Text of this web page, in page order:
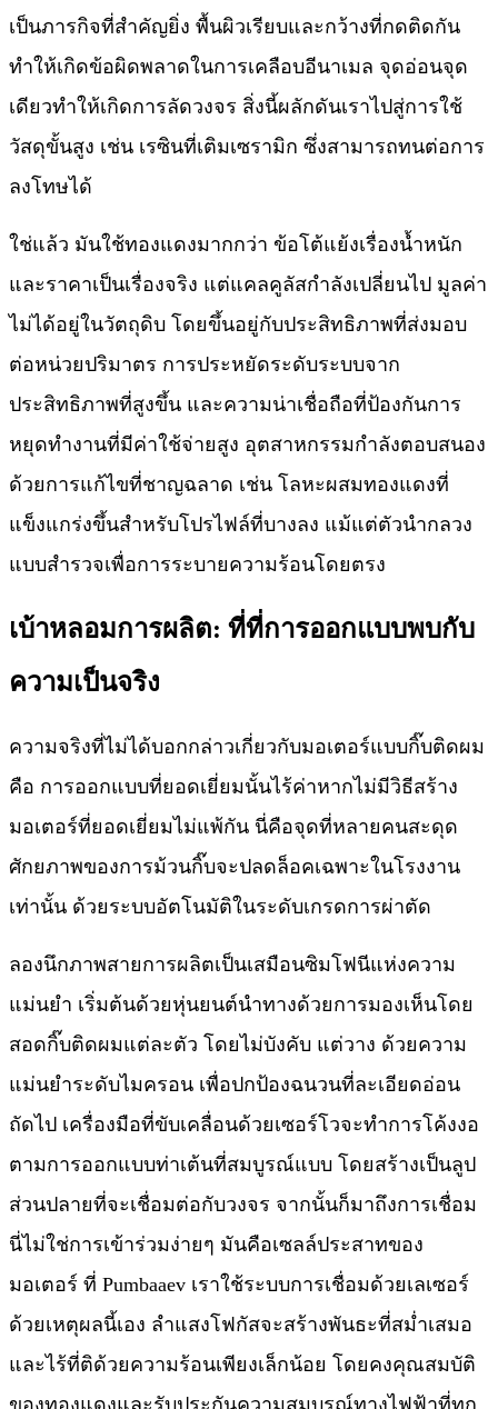
เป็นภารกิจที่สำคัญยิ่ง พื้นผิวเรียบและกว้างที่กดติดกัน
ทำให้เกิดข้อผิดพลาดในการเคลือบอีนาเมล จุดอ่อนจุด
เดียวทำให้เกิดการลัดวงจร สิ่งนี้ผลักดันเราไปสู่การใช้
วัสดุขั้นสูง เช่น เรซินที่เติมเซรามิก ซึ่งสามารถทนต่อการ
ลงโทษได้
ใช่แล้ว มันใช้ทองแดงมากกว่า ข้อโต้แย้งเรื่องน้ำหนัก
และราคาเป็นเรื่องจริง แต่แคลคูลัสกำลังเปลี่ยนไป มูลค่า
ไม่ได้อยู่ในวัตถุดิบ โดยขึ้นอยู่กับประสิทธิภาพที่ส่งมอบ
ต่อหน่วยปริมาตร การประหยัดระดับระบบจาก
ประสิทธิภาพที่สูงขึ้น และความน่าเชื่อถือที่ป้องกันการ
หยุดทำงานที่มีค่าใช้จ่ายสูง อุตสาหกรรมกำลังตอบสนอง
ด้วยการแก้ไขที่ชาญฉลาด เช่น โลหะผสมทองแดงที่
แข็งแกร่งขึ้นสำหรับโปรไฟล์ที่บางลง แม้แต่ตัวนำกลวง
แบบสำรวจเพื่อการระบายความร้อนโดยตรง
เบ้าหลอมการผลิต: ที่ที่การออกแบบพบกับ
ความเป็นจริง
ความจริงที่ไม่ได้บอกกล่าวเกี่ยวกับมอเตอร์แบบกิ๊บติดผม
คือ การออกแบบที่ยอดเยี่ยมนั้นไร้ค่าหากไม่มีวิธีสร้าง
มอเตอร์ที่ยอดเยี่ยมไม่แพ้กัน นี่คือจุดที่หลายคนสะดุด
ศักยภาพของการม้วนกิ๊บจะปลดล็อคเฉพาะในโรงงาน
เท่านั้น ด้วยระบบอัตโนมัติในระดับเกรดการผ่าตัด
ลองนึกภาพสายการผลิตเป็นเสมือนซิมโฟนีแห่งความ
แม่นยำ เริ่มต้นด้วยหุ่นยนต์นำทางด้วยการมองเห็นโดย
สอดกิ๊บติดผมแต่ละตัว โดยไม่บังคับ แต่วาง ด้วยความ
แม่นยำระดับไมครอน เพื่อปกป้องฉนวนที่ละเอียดอ่อน
ถัดไป เครื่องมือที่ขับเคลื่อนด้วยเซอร์โวจะทำการโค้งงอ
ตามการออกแบบท่าเต้นที่สมบูรณ์แบบ โดยสร้างเป็นลูป
ส่วนปลายที่จะเชื่อมต่อกับวงจร จากนั้นก็มาถึงการเชื่อม
นี่ไม่ใช่การเข้าร่วมง่ายๆ มันคือเซลล์ประสาทของ
มอเตอร์ ที่ Pumbaaev เราใช้ระบบการเชื่อมด้วยเลเซอร์
ด้วยเหตุผลนี้เอง ลำแสงโฟกัสจะสร้างพันธะที่สม่ำเสมอ
และไร้ที่ติด้วยความร้อนเพียงเล็กน้อย โดยคงคุณสมบัติ